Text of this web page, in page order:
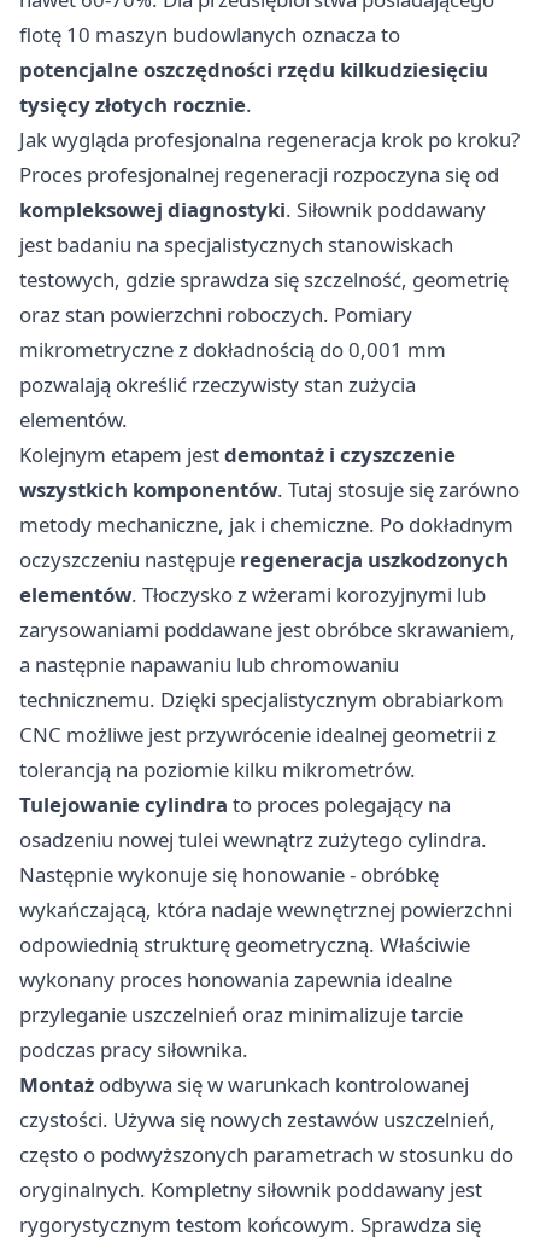
flotę 10 maszyn budowlanych oznacza to
potencjalne oszczędności rzędu kilkudziesięciu
tysięcy złotych rocznie.
Jak wygląda profesjonalna regeneracja krok po kroku?
Proces profesjonalnej regeneracji rozpoczyna się od
kompleksowej diagnostyki. Siłownik poddawany
jest badaniu na specjalistycznych stanowiskach
testowych, gdzie sprawdza się szczelność, geometrię
oraz stan powierzchni roboczych. Pomiary
mikrometryczne z dokładnością do 0,001 mm
pozwalają określić rzeczywisty stan zużycia
elementów.
Kolejnym etapem jestdemontaż i czyszczenie
wszystkich komponentów. Tutaj stosuje się zarówno
metody mechaniczne, jak i chemiczne. Po dokładnym
oczyszczeniu następuje regeneracja uszkodzonych
elementów. Tłoczysko z wżerami korozyjnymi lub
zarysowaniami poddawane jest obróbce skrawaniem,
a następnie napawaniu lub chromowaniu
technicznemu. Dzięki specjalistycznym obrabiarkom
CNC możliwe jest przywrócenie idealnej geometrii z
tolerancją na poziomie kilku mikrometrów.
Tulejowanie cylindra to proces polegający na
osadzeniu nowej tulei wewnątrz zużytego cylindra.
Następnie wykonuje się honowanie - obróbkę
wykańczającą, która nadaje wewnętrznej powierzchni
odpowiednią strukturę geometryczną. Właściwie
wykonany proces honowania zapewnia idealne
przyleganie uszczelnień oraz minimalizuje tarcie
podczas pracy siłownika.
Montaż odbywa się w warunkach kontrolowanej
czystości. Używa się nowych zestawów uszczelnień,
często o podwyższonych parametrach w stosunku do
oryginalnych. Kompletny siłownik poddawany jest
rygorystycznym testom końcowym. Sprawdza się